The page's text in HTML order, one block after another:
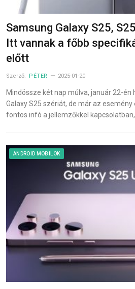
Samsung Galaxy S25,
Itt vannak a főbb
előtt
Szerző: PÉTER 2025-01-20
Mindössze két nap múlva, január 22-
Galaxy S25 szériát, de már az
fontos infó a jellemzőkkel
ANDROID MOBILOK